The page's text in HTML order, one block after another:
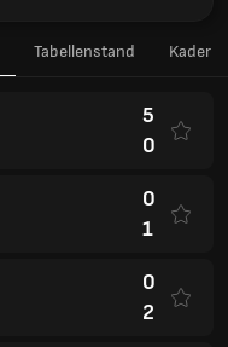
Tabellenstand Kader
5
0
0
1
0
2